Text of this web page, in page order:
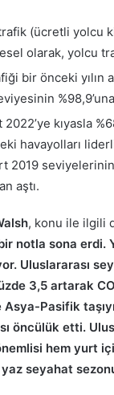
(ücretli yolcu
olarak, yolcu
bir önceki yılın
kıyasla
havayolları
2019
aştı.
, konu ile ilgili
notla sona erdi.
Uluslararası
3,5 artarak
Pasifik
öncülük etti.
hem yurt
seyahat